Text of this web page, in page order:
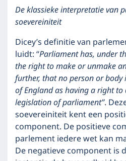
De klassieke interpretatie van
soevereiniteit
Dicey’s definitie van
luidt: ‘‘Parliament has, under
the right to make or unmake
further, that no person or body
of England as having a right
legislation of parliament’’.
soevereiniteit kent een
component. De positieve
parlement iedere wet kan
De negatieve component is